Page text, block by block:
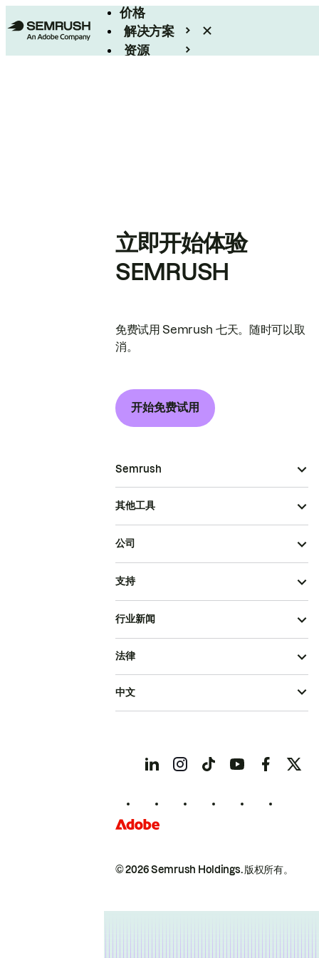
价格
解决方案
资源
立即开始体验
SEMRUSH
免费试用 Semrush 七天。随时可以取
消。
开始免费试用
Semrush
其他工具
公司
支持
行业新闻
© 2026 Semrush Holdings.版权所有。
法律
中文